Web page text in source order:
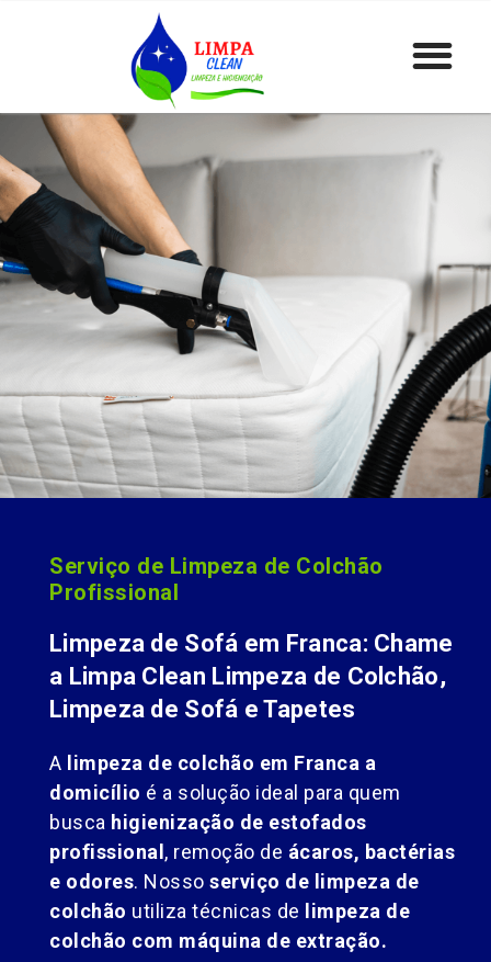
Serviço de Limpeza de Colchão
Profissional
Limpeza de Sofá em Franca: Chame
a Limpa Clean Limpeza de Colchão,
Limpeza de Sofá e Tapetes
A limpeza de colchão em Franca a
domicílio é a solução ideal para quem
busca higienização de estofados
profissional, remoção de ácaros, bactérias
e odores. Nosso serviço de limpeza de
colchão utiliza técnicas de limpeza de
colchão com máquina de extração.